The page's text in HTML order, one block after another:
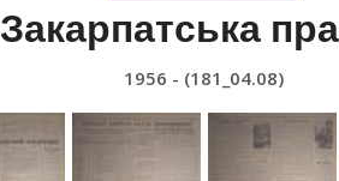
Закарпатська
1956 - (181_04.08)